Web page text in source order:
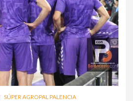
SÚPER AGROPAL PALENCIA